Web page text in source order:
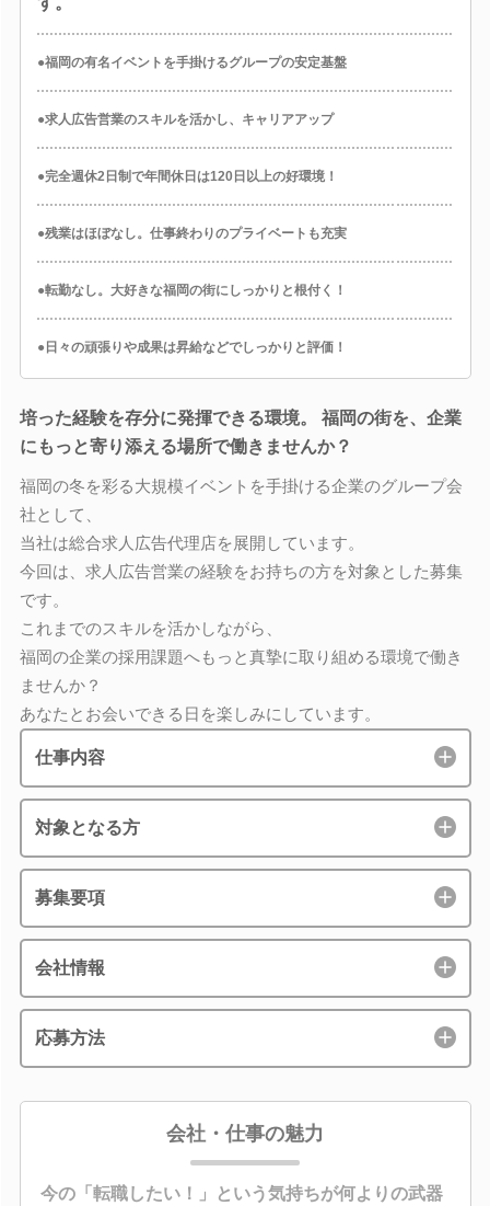
●福岡の有名イベントを手掛けるグループの安定基盤
●求人広告営業のスキルを活かし、キャリアアップ
●完全週休2日制で年間休日は120日以上の好環境！
●残業はほぼなし。仕事終わりのプライベートも充実
●転勤なし。大好きな福岡の街にしっかりと根付く！
●日々の頑張りや成果は昇給などでしっかりと評価！
培った経験を存分に発揮できる環境。 福岡の街を、企業
にもっと寄り添える場所で働きませんか？
福岡の冬を彩る大規模イベントを手掛ける企業のグループ会
社として、
当社は総合求人広告代理店を展開しています。
今回は、求人広告営業の経験をお持ちの方を対象とした募集
です。
これまでのスキルを活かしながら、
福岡の企業の採用課題へもっと真摯に取り組める環境で働き
ませんか？
あなたとお会いできる日を楽しみにしています。
仕事内容
対象となる方
募集要項
会社情報
応募方法
会社・仕事の魅力
今の「転職したい！」という気持ちが何よりの武器